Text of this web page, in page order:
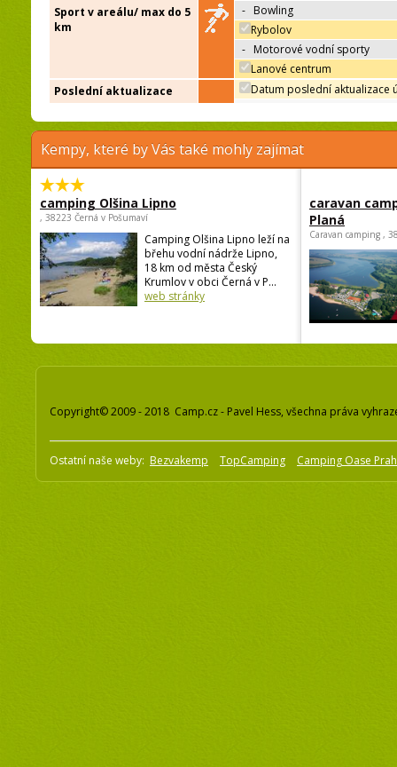
Sport v areálu/ max do 5
km
- Bowling
Rybolov
- Motorové vodní sporty
Lanové centrum
Poslední aktualizace
Datum poslední aktualizace
Kempy, které by Vás také mohly zajímat
camping Olšina Lipno
, 38223 Černá v Pošumaví
Camping Olšina Lipno leží na
břehu vodní nádrže Lipno,
18 km od města Český
Krumlov v obci Černá v P...
web stránky
caravan
Planá
Caravan camping ,
Copyright© 2009 - 2018 Camp.cz - Pavel Hess, všechna práva
Ostatní naše weby: Bezvakemp TopCamping Camping Oase